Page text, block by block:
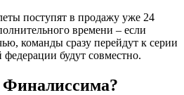
поступят в продажу уже 24
времени – если
команды сразу перейдут к серии
федерации будут совместно.
Финалиссима?